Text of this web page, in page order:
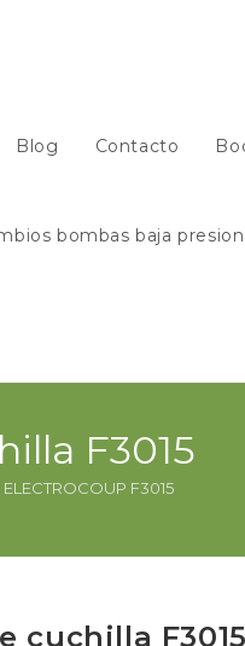
Blog Contacto
bombas baja presion
F3015
ELECTROCOUP F3015
cuchilla F3015